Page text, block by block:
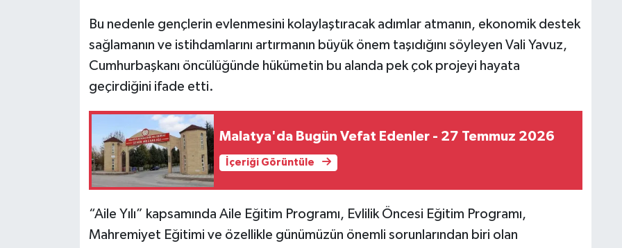
Bu nedenle gençlerin evlenmesini kolaylaştıracak adımlar atmanın, ekonomik destek
sağlamanın ve istihdamlarını artırmanın büyük önem taşıdığını söyleyen Vali Yavuz,
Cumhurbaşkanı öncülüğünde hükümetin bu alanda pek çok projeyi hayata
geçirdiğini ifade etti.
Malatya'da Bugün Vefat Edenler - 27 Temmuz 2026
İçeriği Görüntüle
“Aile Yılı” kapsamında Aile Eğitim Programı, Evlilik Öncesi Eğitim Programı,
Mahremiyet Eğitimi ve özellikle günümüzün önemli sorunlarından biri olan